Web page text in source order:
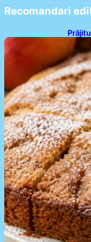
Recomandari